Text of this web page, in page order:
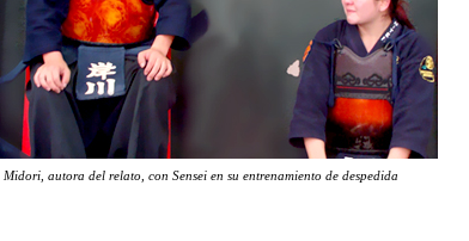
Midori, autora del relato, con Sensei en su entrenamiento de despedida